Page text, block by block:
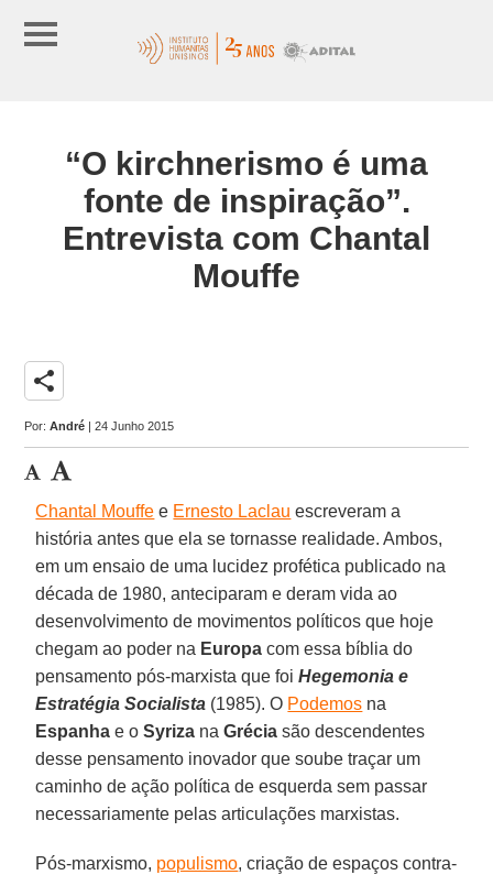
“O kirchnerismo é uma
fonte de inspiração”.
Entrevista com Chantal
Mouffe
share
Por:André | 24 Junho 2015
Chantal Mouffe e Ernesto Laclau escreveram a
história antes que ela se tornasse realidade. Ambos,
em um ensaio de uma lucidez profética publicado na
década de 1980, anteciparam e deram vida ao
desenvolvimento de movimentos políticos que hoje
chegam ao poder na Europa com essa bíblia do
pensamento pós-marxista que foiHegemonia e
Estratégia Socialista (1985). O Podemos na
Espanha e oSyriza naGrécia são descendentes
desse pensamento inovador que soube traçar um
caminho de ação política de esquerda sem passar
necessariamente pelas articulações marxistas.
Pós-marxismo, populismo, criação de espaços contra-